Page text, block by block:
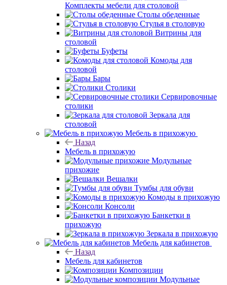
Комплекты мебели для столовой
Столы обеденные
Стулья в столовую
Витрины для
столовой
Буфеты
Комоды для
столовой
Бары
Столики
Сервировочные
столики
Зеркала для
столовой
Мебель в прихожую
Назад
Мебель в прихожую
Модульные
прихожие
Вешалки
Тумбы для обуви
Комоды в прихожую
Консоли
Банкетки в
прихожую
Зеркала в прихожую
Мебель для кабинетов
Назад
Мебель для кабинетов
Композиции
Модульные